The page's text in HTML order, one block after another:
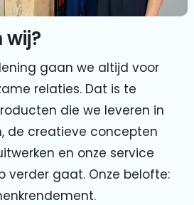
gaan we altijd voor
relaties. Dat is te
die we leveren in
de creatieve concepten
en onze service
verder gaat. Onze belofte: